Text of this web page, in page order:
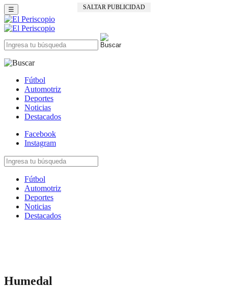
SALTAR PUBLICIDAD
☰
Fútbol
Automotriz
Deportes
Noticias
Destacados
Facebook
Instagram
Fútbol
Automotriz
Deportes
Noticias
Destacados
Humedal